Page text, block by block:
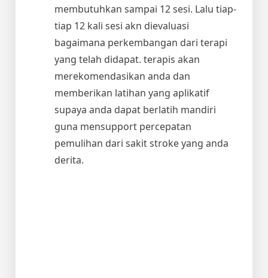
membutuhkan sampai 12 sesi. Lalu tiap-
tiap 12 kali sesi akn dievaluasi
bagaimana perkembangan dari terapi
yang telah didapat. terapis akan
merekomendasikan anda dan
memberikan latihan yang aplikatif
supaya anda dapat berlatih mandiri
guna mensupport percepatan
pemulihan dari sakit stroke yang anda
derita.